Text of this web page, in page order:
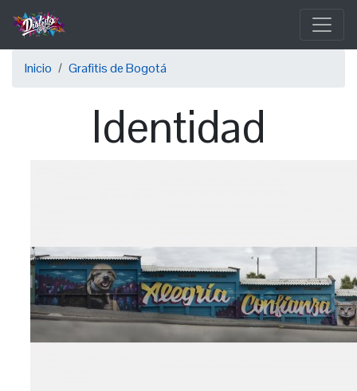
Pasar
contenido
principalSobrescribir
navegación
Inicio Grafitis de Bogotá
Identidad